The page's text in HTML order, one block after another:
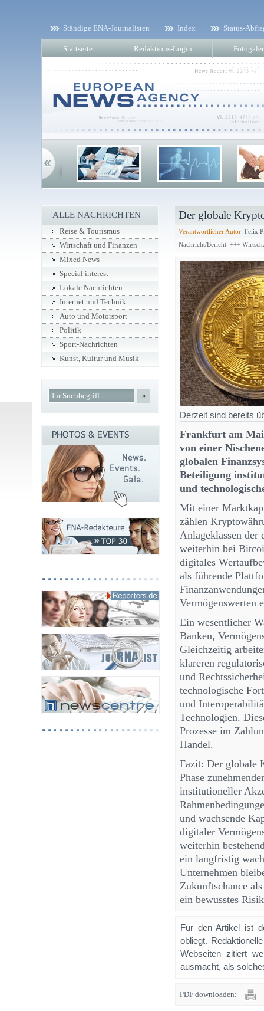
Ständige ENA-Journalisten Index Status-
Startseite Redaktions-Login
Der globale
Verantwortlicher Autor: Felix
Nachricht/Bericht: +++
Derzeit sind bereits
Frankfurt am
von einer
globalen
Beteiligung
und
Mit einer
zählen
Anlageklassen
weiterhin bei
digitales
als führende
Vermögenswerten
Ein wesentlicher
Banken,
Gleichzeitig
klareren
und
technologische
und
Technologien.
Prozesse im
Handel.
Fazit: Der globale
Phase
institutioneller
und wachsende
digitaler
weiterhin
ein langfristig
Unternehmen
Zukunftschance
ein bewusstes
Für den Artikel ist
obliegt.
Webseiten zitiert
ausmacht, als
PDF downloaden:
ALLE NACHRICHTEN
Reise & Tourismus
Wirtschaft und Finanzen
Mixed News
Special interest
Lokale Nachrichten
Internet und Technik
Auto und Motorsport
Politik
Sport-Nachrichten
Kunst, Kultur und Musik
»